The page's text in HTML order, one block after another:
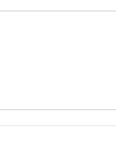
不便宜的，厂家推荐价